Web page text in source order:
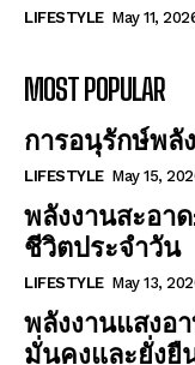
LIFESTYLE May 11,
MOST POPULAR
การอนุรักษ์พลั
LIFESTYLE May 15,
พลังงานสะอา
ชีวิตประจำวัน
LIFESTYLE May 13,
พลังงานแสงอ
มั่นคงและยั่งยื